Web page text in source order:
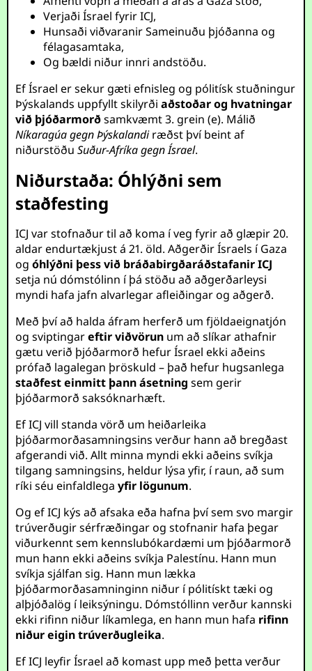
Verjaði Ísrael fyrir ICJ,
Hunsaði viðvaranir Sameinuðu þjóðanna og
félagasamtaka,
Og bældi niður innri andstöðu.
Ef Ísrael er sekur gæti efnisleg og pólitísk stuðningur
Þýskalands uppfyllt skilyrðiaðstoðar og hvatningar
við þjóðarmorðsamkvæmt 3. grein (e). Málið
Níkaragúa gegn Þýskalandiræðst því beint af
niðurstöðuSuður-Afríka gegn Ísrael.
Niðurstaða: Óhlýðni sem
staðfesting
ICJ var stofnaður til að koma í veg fyrir að glæpir 20.
aldar endurtækjust á 21. öld. Aðgerðir Ísraels í Gaza
ogóhlýðni þess við bráðabirgðaráðstafanir ICJ
setja nú dómstólinn í þá stöðu að aðgerðarleysi
myndi hafa jafn alvarlegar afleiðingar og aðgerð.
Með því að halda áfram herferð um fjöldaeignatjón
og sviptingareftir viðvörun um að slíkar athafnir
gætu verið þjóðarmorð hefur Ísrael ekki aðeins
prófað lagalegan þröskuld – það hefur hugsanlega
staðfest einmitt þann ásetning sem gerir
þjóðarmorð saksóknarhæft.
Ef ICJ vill standa vörð um heiðarleika
þjóðarmorðasamningsins verður hann að bregðast
afgerandi við. Allt minna myndi ekki aðeins svíkja
tilgang samningsins, heldur lýsa yfir, í raun, að sum
ríki séu einfaldlegayfir lögunum.
Og ef ICJ kýs að afsaka eða hafna því sem svo margir
trúverðugir sérfræðingar og stofnanir hafa þegar
viðurkennt sem kennslubókardæmi um þjóðarmorð
mun hann ekki aðeins svíkja Palestínu. Hann mun
svíkja sjálfan sig. Hann mun lækka
þjóðarmorðasamninginn niður í pólitískt tæki og
alþjóðalög í leiksýningu. Dómstóllinn verður kannski
ekki rifinn niður líkamlega, en hann mun hafa rifinn
niður eigin trúverðugleika.
Ef ICJ leyfir Ísrael að komast upp með þetta verður